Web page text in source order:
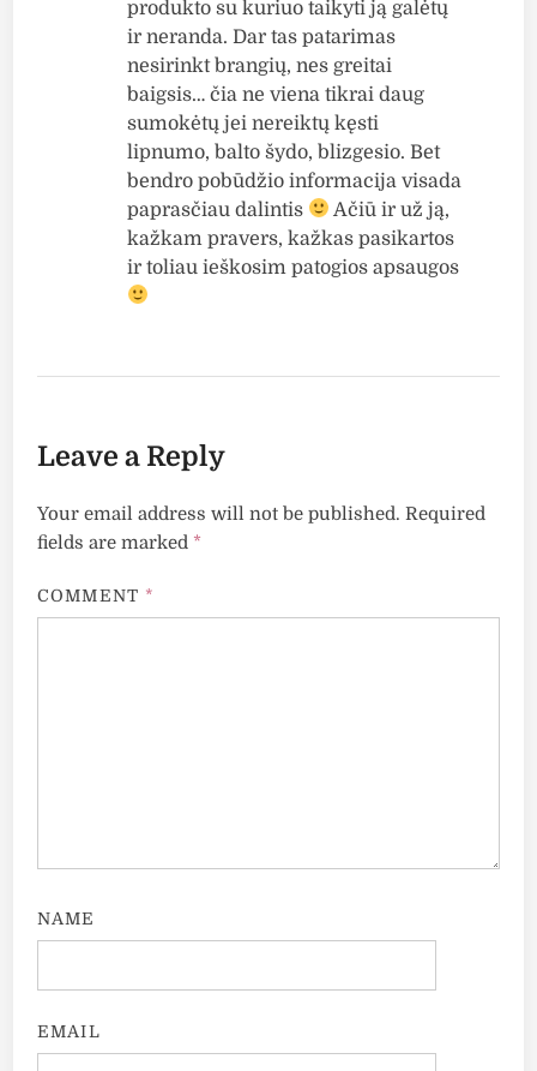
produkto su kuriuo taikyti ją galėtų
ir neranda. Dar tas patarimas
nesirinkt brangių, nes greitai
baigsis… čia ne viena tikrai daug
sumokėtų jei nereiktų kęsti
lipnumo, balto šydo, blizgesio. Bet
bendro pobūdžio informacija visada
paprasčiau dalintis
Ačiū ir už ją,
kažkam pravers, kažkas pasikartos
ir toliau ieškosim patogios apsaugos
Leave a Reply
Your email address will not be published. Required
fields are marked *
COMMENT *
NAME
EMAIL